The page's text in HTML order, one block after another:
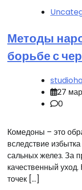
Методы
борьбе с
27
0
Комедоны – это
вследствие
сальных желез. За
качественный
точек […]